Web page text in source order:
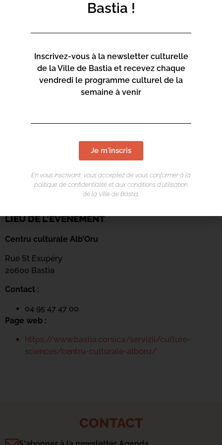
Tarifs : 3€ pour les enfants et 5€ pour les adultes. En
partenariat avec le Cinéma Le Régent.
LIEU DE L'ÉVÉNEMENT
Centru culturale Alb’Oru
Rue St Exupéry
20600 Bastia
Contact :
04 95 47 47 00
Page web :
https://www.bastia.corsica/servizii/culture-
sciences/centru-culturale-alboru/
CONTACT
Bastia !
Inscrivez-vous à la newsletter culturelle
de la Ville de Bastia et recevez chaque
vendredi le programme culturel de la
semaine à venir
Je m'inscris
En vous inscrivant, vous acceptez de vous conformer à la
politique de confidentialité et aux conditions d’utilisation
de la Ville de Bastia.